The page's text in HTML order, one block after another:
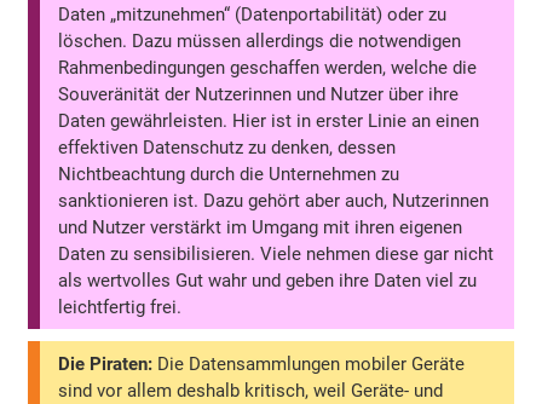
Daten „mitzunehmen“ (Datenportabilität) oder zu
löschen. Dazu müssen allerdings die notwendigen
Rahmenbedingungen geschaffen werden, welche die
Souveränität der Nutzerinnen und Nutzer über ihre
Daten gewährleisten. Hier ist in erster Linie an einen
effektiven Datenschutz zu denken, dessen
Nichtbeachtung durch die Unternehmen zu
sanktionieren ist. Dazu gehört aber auch, Nutzerinnen
und Nutzer verstärkt im Umgang mit ihren eigenen
Daten zu sensibilisieren. Viele nehmen diese gar nicht
als wertvolles Gut wahr und geben ihre Daten viel zu
leichtfertig frei.
Die Piraten: Die Datensammlungen mobiler Geräte
sind vor allem deshalb kritisch, weil Geräte- und